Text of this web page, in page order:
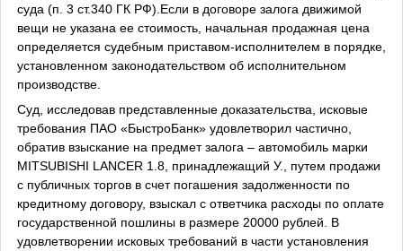
суда (п. 3 ст.340 ГК РФ).Если в договоре залога движимой
вещи не указана ее стоимость, начальная продажная цена
определяется судебным приставом-исполнителем в порядке,
установленном законодательством об исполнительном
производстве.
Суд, исследовав представленные доказательства, исковые
требования ПАО «БыстроБанк» удовлетворил частично,
обратив взыскание на предмет залога – автомобиль марки
MITSUBISHI LANCER 1.8, принадлежащий У., путем продажи
с публичных торгов в счет погашения задолженности по
кредитному договору, взыскал с ответчика расходы по оплате
государственной пошлины в размере 20000 рублей. В
удовлетворении исковых требований в части установления